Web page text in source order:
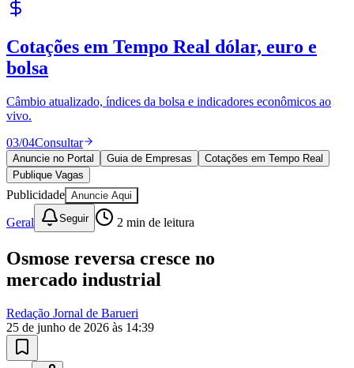
Athletico-PR
Publique Vagas encontre talentos
Publique vagas e encontre os melhores profissionais da região.
04/04Publicar
Anuncie no Portal
Publique Vagas
Publicidade Anuncie Aqui
Geral Seguir 2min de leitura
Osmose reversa cresce no
Redação Jornal de Barueri